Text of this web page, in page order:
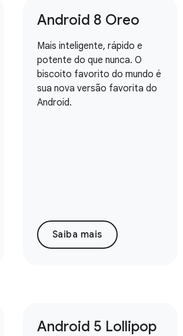
Android 8 Oreo
Mais inteligente, rápido e
potente do que nunca. O
biscoito favorito do mundo é
sua nova versão favorita do
Android.
Saiba mais
Android 5 Lollipop